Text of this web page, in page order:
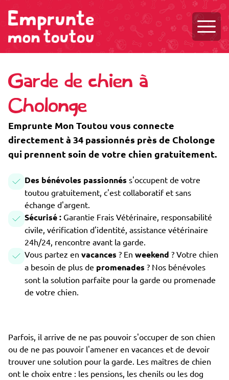
Garde de chien à
Cholonge
Emprunte Mon Toutou vous connecte
directement à 34 passionnés près de Cholonge
qui prennent soin de votre chien gratuitement.
Des bénévoles passionnés s'occupent de votre
toutou gratuitement, c'est collaboratif et sans
échange d'argent.
Sécurisé : Garantie Frais Vétérinaire, responsabilité
civile, vérification d'identité, assistance vétérinaire
24h/24, rencontre avant la garde.
Vous partez en vacances ? En weekend ? Votre chien
a besoin de plus de promenades ? Nos bénévoles
sont la solution parfaite pour la garde ou promenade
de votre chien.
Parfois, il arrive de ne pas pouvoir s'occuper de son chien
ou de ne pas pouvoir l'amener en vacances et de devoir
trouver une solution pour la garde. Les maîtres de chien
ont le choix entre : les pensions, les chenils ou les dog